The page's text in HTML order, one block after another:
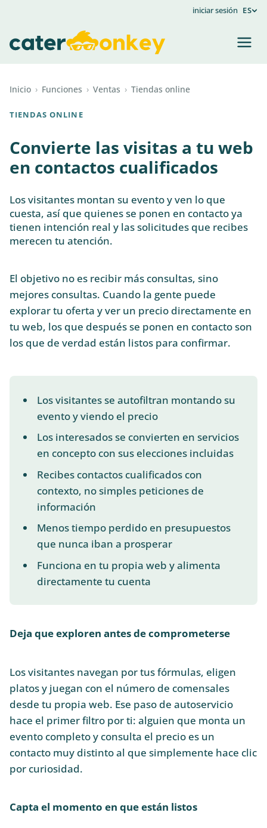
iniciar sesión ES
Inicio › Funciones › Ventas › Tiendas online
TIENDAS ONLINE
Convierte las visitas a tu web
en contactos cualificados
Los visitantes montan su evento y ven lo que
cuesta, así que quienes se ponen en contacto ya
tienen intención real y las solicitudes que recibes
merecen tu atención.
El objetivo no es recibir más consultas, sino
mejores consultas. Cuando la gente puede
explorar tu oferta y ver un precio directamente en
tu web, los que después se ponen en contacto son
los que de verdad están listos para confirmar.
Los visitantes se autofiltran montando su
evento y viendo el precio
Los interesados se convierten en servicios
en concepto con sus elecciones incluidas
Recibes contactos cualificados con
contexto, no simples peticiones de
información
Menos tiempo perdido en presupuestos
que nunca iban a prosperar
Funciona en tu propia web y alimenta
directamente tu cuenta
Deja que exploren antes de comprometerse
Los visitantes navegan por tus fórmulas, eligen
platos y juegan con el número de comensales
desde tu propia web. Ese paso de autoservicio
hace el primer filtro por ti: alguien que monta un
evento completo y consulta el precio es un
contacto muy distinto al que simplemente hace clic
por curiosidad.
Capta el momento en que están listos